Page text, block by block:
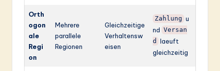
Orth
ogon
ale
Regi
on
Mehrere
parallele
Regionen
Gleichzeitige
Verhaltensw
eisen
Zahlung u
nd Versan
d laeuft
gleichzeitig